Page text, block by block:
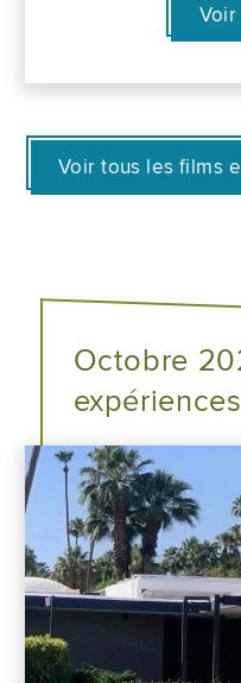
Voir tous les films
Octobre